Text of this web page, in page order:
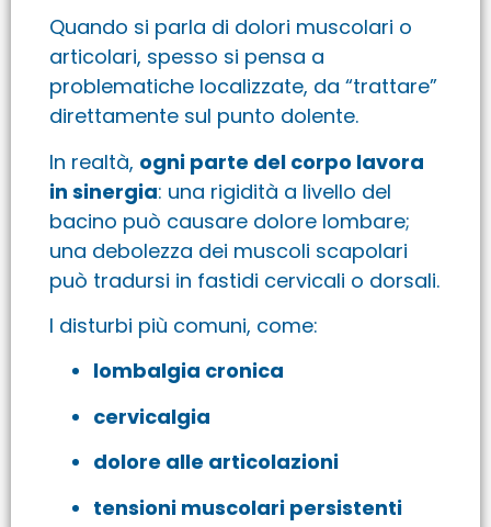
Quando si parla di dolori muscolari o
articolari, spesso si pensa a
problematiche localizzate, da “trattare”
direttamente sul punto dolente.
In realtà, ogni parte del corpo lavora
in sinergia: una rigidità a livello del
bacino può causare dolore lombare;
una debolezza dei muscoli scapolari
può tradursi in fastidi cervicali o dorsali.
I disturbi più comuni, come:
lombalgia cronica
cervicalgia
dolore alle articolazioni
tensioni muscolari persistenti